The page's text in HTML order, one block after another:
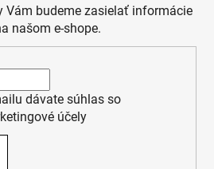
Vám budeme zasielať informácie
našom e-shope.
dávate súhlas so
účely